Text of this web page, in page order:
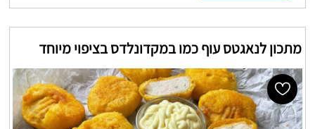
מתכון לנאגטס עוף כמו במקדונלדס בציפוי מיוחד